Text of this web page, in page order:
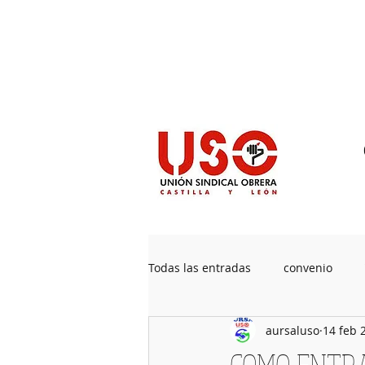
Todas las entradas convenio
Jubilaciones Acuerdos
aursaluso 14 feb